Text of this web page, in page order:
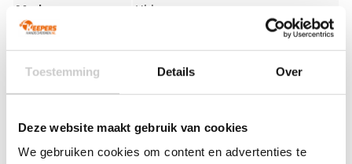
Toestemming Details Over
Deze website maakt gebruik van cookies
We gebruiken cookies om content en advertenties te
Artikelnummers
EAN code
Eigenschappen
voor bedrukte artikelen.
Bedrukte artikelen kunnen wij helaas niet terugnemen.
Merk
Uhlsport